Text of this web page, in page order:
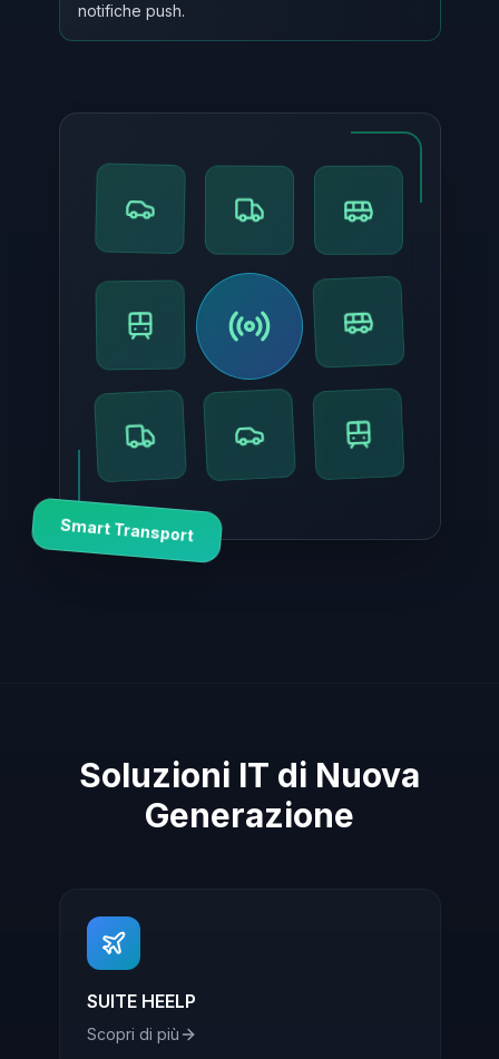
notifiche push.
Smart Transport
Soluzioni IT di Nuova
Generazione
SUITE HEELP
Scopri di più